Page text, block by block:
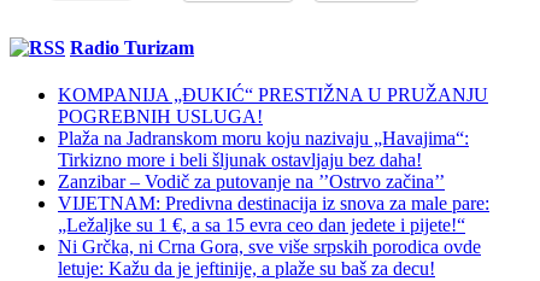
Radio Turizam
KOMPANIJA „ĐUKIĆ“ PRESTIŽNA U PRUŽANJU
POGREBNIH USLUGA!
Plaža na Jadranskom moru koju nazivaju „Havajima“:
Tirkizno more i beli šljunak ostavljaju bez daha!
Zanzibar – Vodič za putovanje na ’’Ostrvo začina’’
VIJETNAM: Predivna destinacija iz snova za male pare:
„Ležaljke su 1 €, a sa 15 evra ceo dan jedete i pijete!“
Ni Grčka, ni Crna Gora, sve više srpskih porodica ovde
letuje: Kažu da je jeftinije, a plaže su baš za decu!